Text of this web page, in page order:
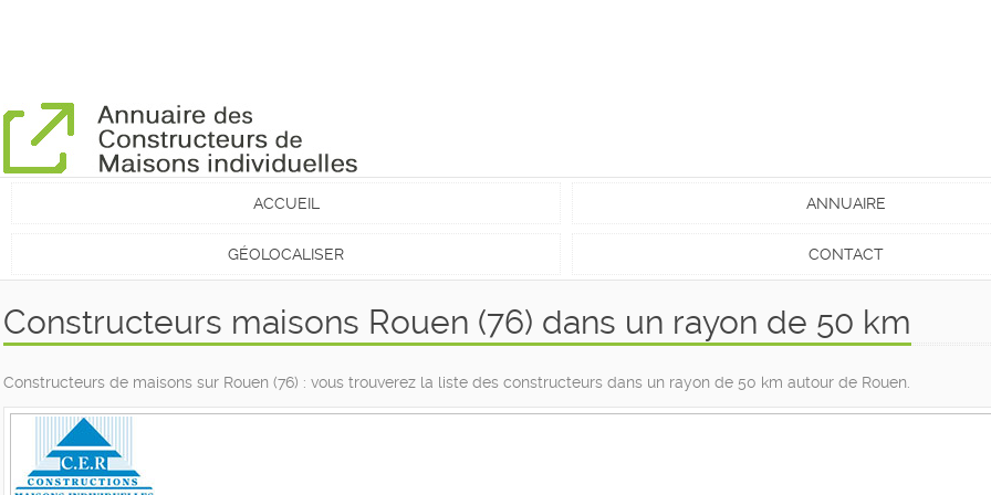
ACCUEIL ANNUAIRE
GÉOLOCALISER CONTACT
Constructeurs maisons Rouen (76) dans un rayon de 50 km
Constructeurs de maisons sur Rouen (76) : vous trouverez la liste des constructeurs dans un rayon de 50 km autour de Rouen.